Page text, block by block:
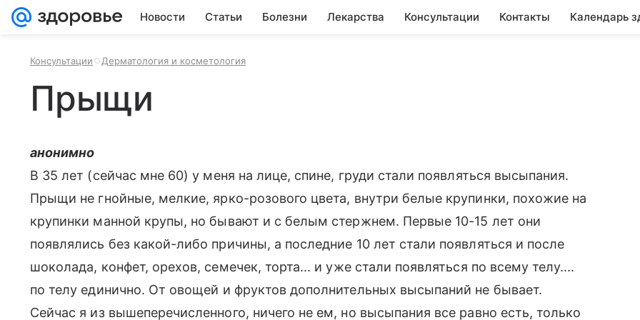
Новости Статьи Болезни Лекарства Консультации Контакты Календарь
Консультации Дерматология и косметология
Прыщи
анонимно
В 35 лет (сейчас мне 60) у меня на лице, спине, груди стали появляться высыпания.
Прыщи не гнойные, мелкие, ярко-розового цвета, внутри белые крупинки, похожие на
крупинки манной крупы, но бывают и с белым стержнем. Первые 10-15 лет они
появлялись без какой-либо причины, а последние 10 лет стали появляться и после
шоколада, конфет, орехов, семечек, торта... и уже стали появляться по всему телу....
по телу единично. От овощей и фруктов дополнительных высыпаний не бывает.
Сейчас я из вышеперечисленного, ничего не ем, но высыпания все равно есть, только